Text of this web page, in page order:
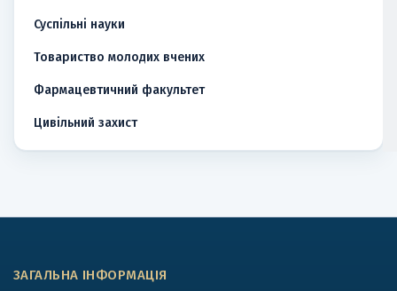
Суспільні науки
Товариство молодих вчених
Фармацевтичний факультет
Цивільний захист
ЗАГАЛЬНА ІНФОРМАЦІЯ